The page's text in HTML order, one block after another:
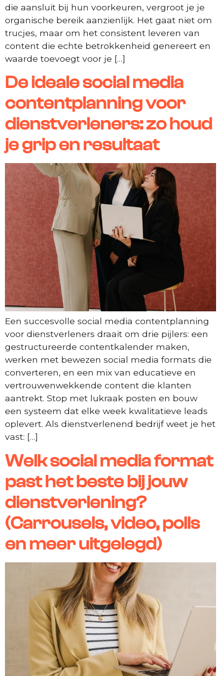
die aansluit bij hun voorkeuren, vergroot je je
organische bereik aanzienlijk. Het gaat niet om
trucjes, maar om het consistent leveren van
content die echte betrokkenheid genereert en
waarde toevoegt voor je […]
De ideale social media
contentplanning voor
dienstverleners: zo houd
je grip en resultaat
Een succesvolle social media contentplanning
voor dienstverleners draait om drie pijlers: een
gestructureerde contentkalender maken,
werken met bewezen social media formats die
converteren, en een mix van educatieve en
vertrouwenwekkende content die klanten
aantrekt. Stop met lukraak posten en bouw
een systeem dat elke week kwalitatieve leads
oplevert. Als dienstverlenend bedrijf weet je het
vast: […]
Welk social media format
past het beste bij jouw
dienstverlening?
(Carrousels, video, polls
en meer uitgelegd)